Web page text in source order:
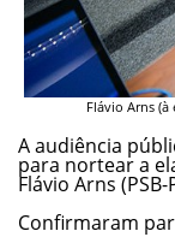
Flávio Arns
A audiência
para nortear a
Flávio Arns (PSB-
Confirmaram